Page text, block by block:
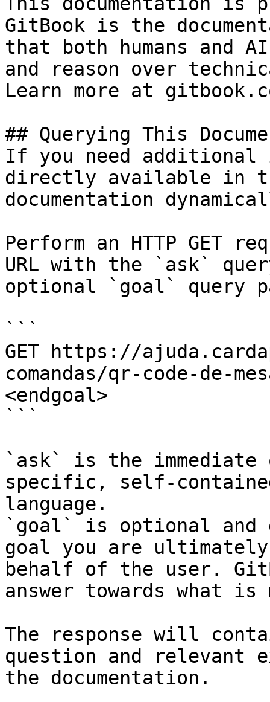
GitBook is the
that both humans and
and reason over
Learn more at
## Querying This
If you need
directly available in
documentation
Perform an HTTP GET
URL with the `ask`
optional `goal` query
```
GET https://
comandas/qr-code-de-
<endgoal>
```
`ask` is the
specific, self-
language.
`goal` is optional and
goal you are
behalf of the user.
answer towards what
The response will
question and relevant
the documentation.